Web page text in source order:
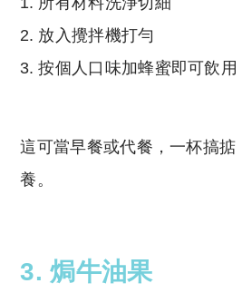
放入攪拌機打勻
按個人口味加蜂蜜即可飲用
這可當早餐或代餐，一杯搞掂
養。
3. 焗牛油果